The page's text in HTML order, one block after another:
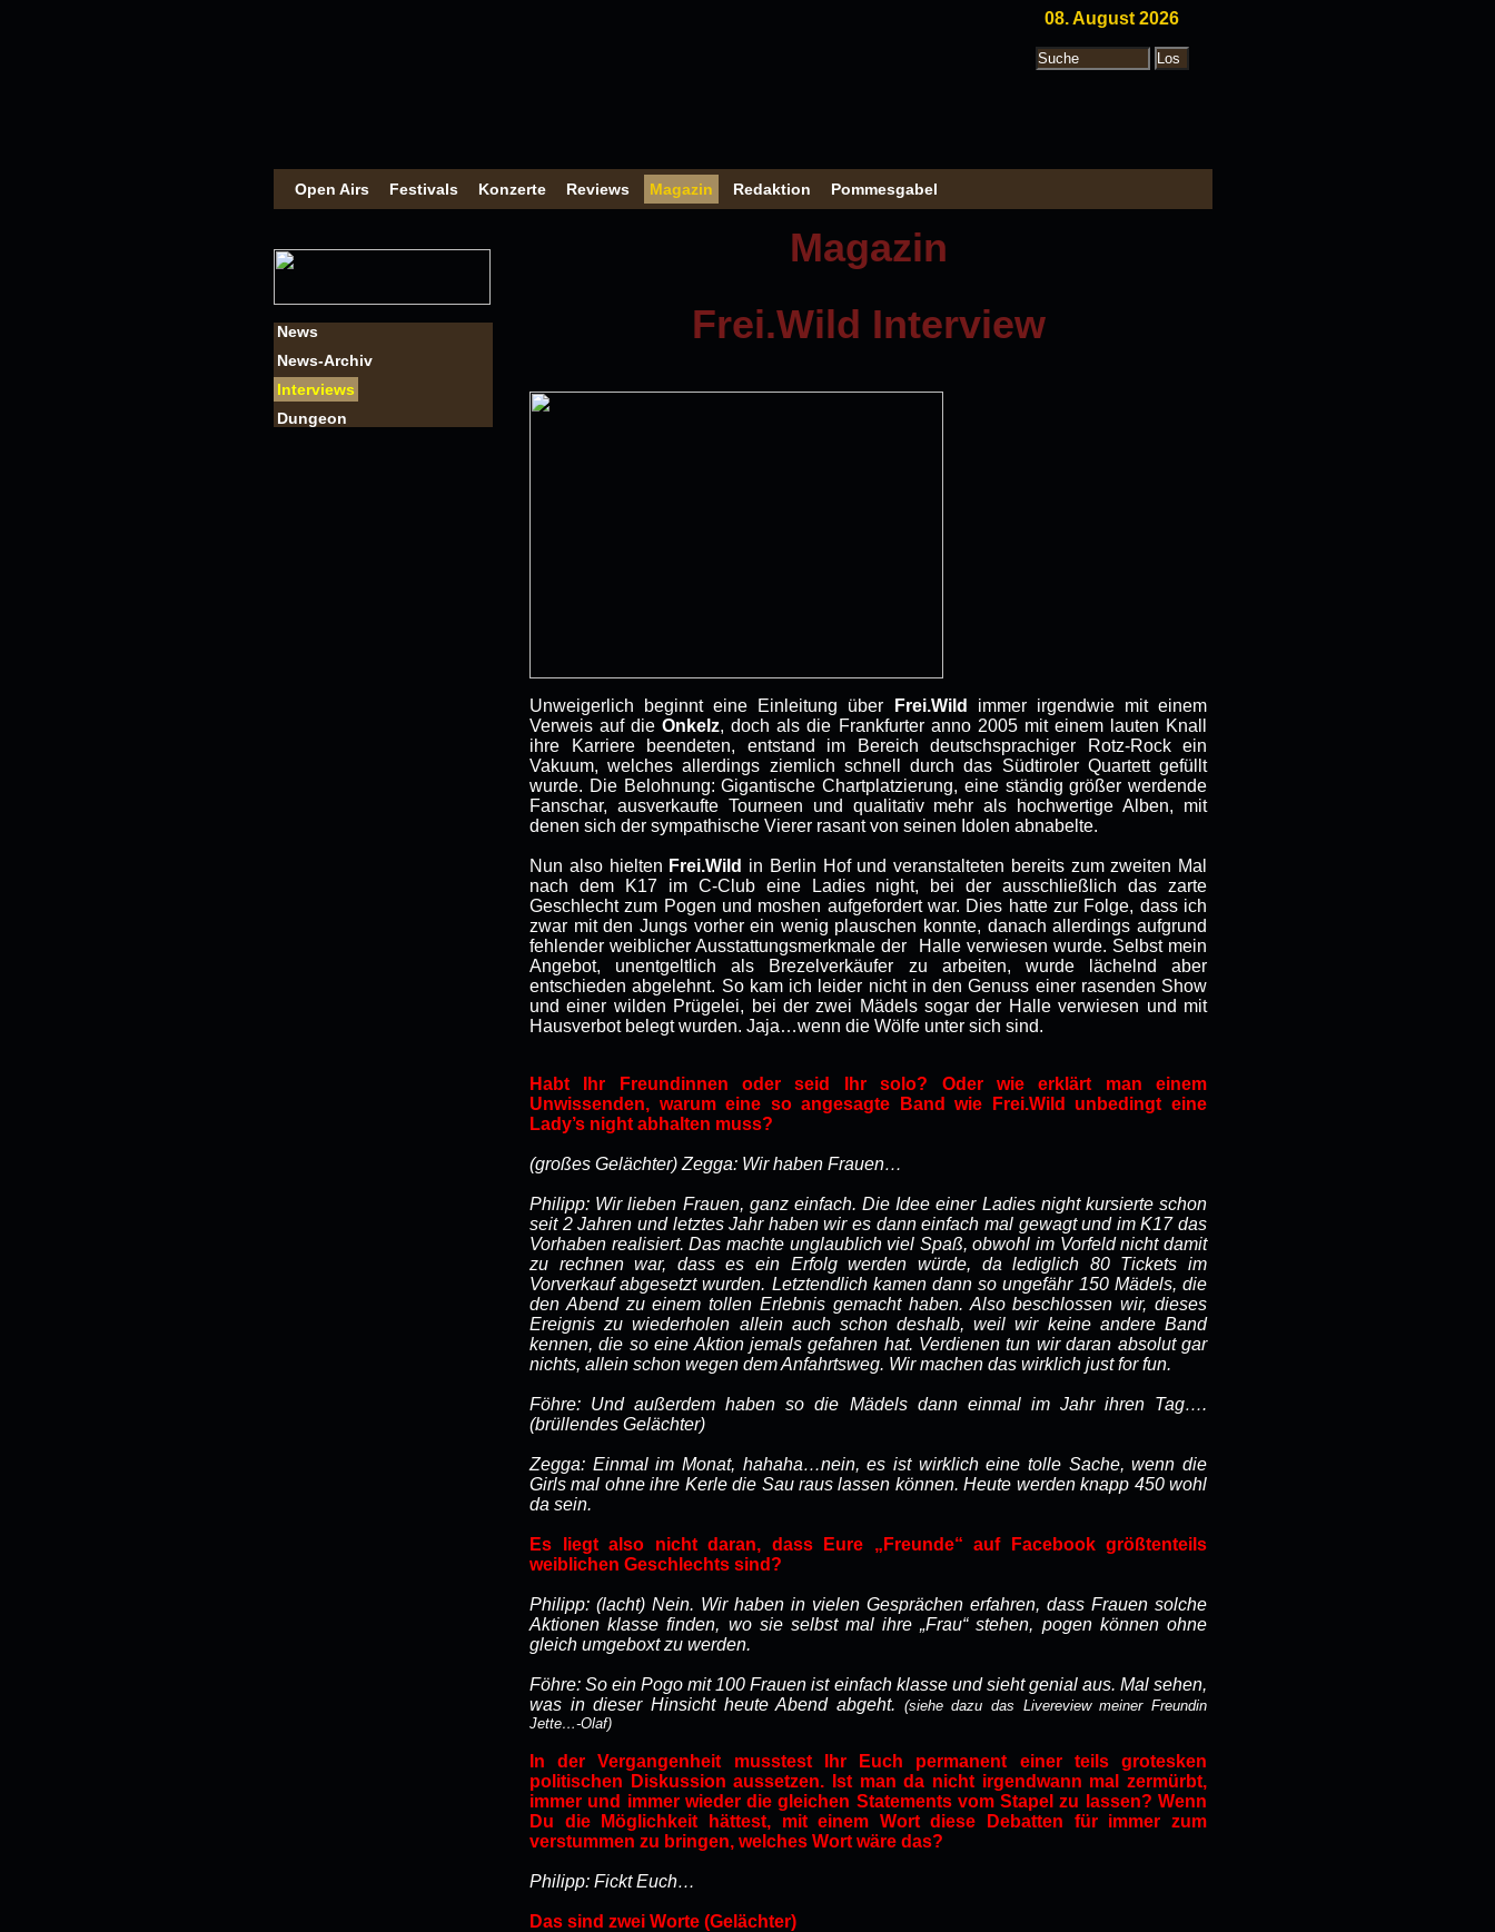
08. August 2026
Open Airs Festivals Konzerte Reviews Magazin Redaktion Pommesgabel
Magazin
News
News-Archiv
Interviews
Dungeon
Frei.Wild Interview
Unweigerlich beginnt eine Einleitung über Frei.Wild
immer irgendwie mit einem
Verweis auf dieOnkelz, doch als die Frankfurter anno 2005 mit einem lauten Knall
ihre Karriere beendeten, entstand im Bereich deutschsprachiger Rotz-Rock ein
Vakuum, welches allerdings ziemlich schnell durch das Südtiroler Quartett gefüllt
wurde. Die Belohnung: Gigantische Chartplatzierung, eine ständig größer werdende
Fanschar, ausverkaufte Tourneen und qualitativ mehr als hochwertige Alben, mit
denen sich der sympathische Vierer rasant von seinen Idolen abnabelte.
Nun also hielten Frei.Wild in Berlin Hof und veranstalteten bereits zum zweiten Mal
nach dem K17 im C-Club eine Ladies night, bei der ausschließlich das zarte
Geschlecht zum Pogen und moshen aufgefordert war. Dies hatte zur Folge, dass ich
zwar mit den Jungs vorher ein wenig plauschen konnte, danach allerdings aufgrund
fehlender weiblicher Ausstattungsmerkmale der
Halle verwiesen wurde. Selbst mein
Angebot, unentgeltlich als Brezelverkäufer zu arbeiten, wurde lächelnd aber
entschieden abgelehnt. So kam ich leider nicht in den Genuss einer rasenden Show
und einer wilden Prügelei, bei der zwei Mädels sogar der Halle verwiesen und mit
Hausverbot belegt wurden. Jaja…wenn die Wölfe unter sich sind.
Habt Ihr Freundinnen oder seid Ihr solo? Oder wie erklärt man einem
Unwissenden, warum eine so angesagte Band wie Frei.Wild unbedingt eine
Lady’s night abhalten muss?
(großes Gelächter) Zegga: Wir haben Frauen…
Philipp: Wir lieben Frauen, ganz einfach. Die Idee einer Ladies night kursierte schon
seit 2 Jahren und letztes Jahr haben wir es dann einfach mal gewagt und im K17 das
Vorhaben realisiert. Das machte unglaublich viel Spaß, obwohl im Vorfeld nicht damit
zu rechnen war, dass es ein Erfolg werden würde, da lediglich 80 Tickets im
Vorverkauf abgesetzt wurden. Letztendlich kamen dann so ungefähr 150 Mädels, die
den Abend zu einem tollen Erlebnis gemacht haben. Also beschlossen wir, dieses
Ereignis zu wiederholen allein auch schon deshalb, weil wir keine andere Band
kennen, die so eine Aktion jemals gefahren hat. Verdienen tun wir daran absolut gar
nichts, allein schon wegen dem Anfahrtsweg. Wir machen das wirklich just for fun.
Föhre: Und außerdem haben so die Mädels dann einmal im Jahr ihren Tag….
(brüllendes Gelächter)
Zegga: Einmal im Monat, hahaha…nein, es ist wirklich eine tolle Sache, wenn die
Girls mal ohne ihre Kerle die Sau raus lassen können. Heute werden knapp 450 wohl
da sein.
Es liegt also nicht daran, dass Eure „Freunde“ auf Facebook größtenteils
weiblichen Geschlechts sind?
Philipp: (lacht) Nein. Wir haben in vielen Gesprächen erfahren, dass Frauen solche
Aktionen klasse finden, wo sie selbst mal ihre „Frau“ stehen, pogen können ohne
gleich umgeboxt zu werden.
Föhre: So ein Pogo mit 100 Frauen ist einfach klasse und sieht genial aus. Mal sehen,
was in dieser Hinsicht heute Abend abgeht. (siehe dazu das Livereview meiner Freundin
Jette…-Olaf)
In der Vergangenheit musstest Ihr Euch permanent einer teils grotesken
politischen Diskussion aussetzen. Ist man da nicht irgendwann mal zermürbt,
immer und immer wieder die gleichen Statements vom Stapel zu lassen? Wenn
Du die Möglichkeit hättest, mit einem Wort diese Debatten für immer zum
verstummen zu bringen, welches Wort wäre das?
Philipp: Fickt Euch…
Das sind zwei Worte (Gelächter)